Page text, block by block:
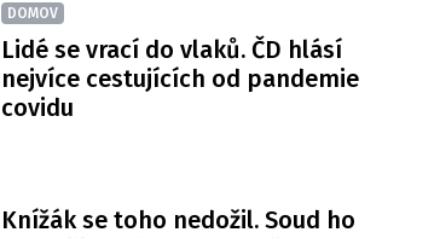
DOMOV
Lidé se vrací do vlaků. ČD hlásí
nejvíce cestujících od pandemie
covidu
Knížák se toho nedožil. Soud ho